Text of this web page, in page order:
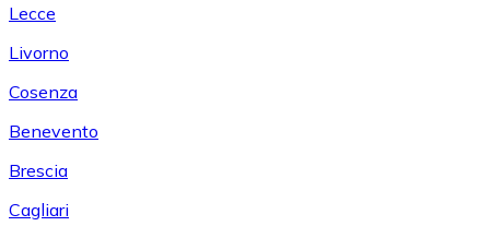
Lecce
Livorno
Cosenza
Benevento
Brescia
Cagliari